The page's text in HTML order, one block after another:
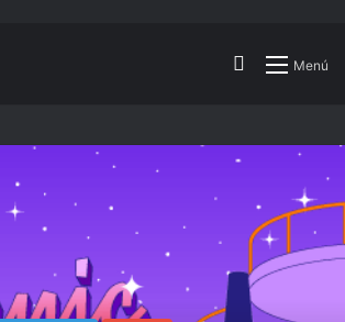
Menú
Buscar